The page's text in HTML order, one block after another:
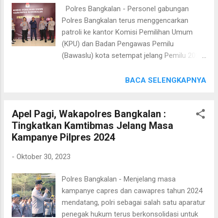
M.Si. melalui Kapolsek Kampak Iptu Henri
Agus S., S.Sos. mengungkapkan, dampak
musim kemarau panjang ini memang cukup
terasa terutama bagi warga Desa Bogoran
yang kesulitan mendapatkan air bersih. “Iya
desa dan perangkat serta masyarakat kerja
pipa air yang berfungsi menyalurkan air...
Polres Bangkalan - Personel gabungan
Polres Bangkalan terus menggencarkan
patroli ke kantor Komisi Pemilihan Umum
(KPU) dan Badan Pengawas Pemilu
(Bawaslu) kota setempat jelang Pemilu 2024.
S.H., S.I.K., M.I.K. hari ini Senin secara terpisah
keamanan dan ketertiban (kamtibmas) di
kantor tersebut. "Kami memang rutin
melakukan patroli di sejumlah objek vital
digelar 14 Februari 2024 mendatang. Selain
Bangkalan yang sering didatangi tim patroli,
personel juga melakukan patroli di sejumlah
titik yang dianggap rawan terjadinya
BACA SELENGKAPNYA
Apel Pagi, Wakapolres Bangkalan :
Tingkatkan Kamtibmas Jelang Masa
Kampanye Pilpres 2024
- Oktober 30, 2023
Polres Bangkalan - Menjelang masa
kampanye capres dan cawapres tahun 2024
mendatang, polri sebagai salah satu aparatur
penegak hukum terus berkonsolidasi untuk